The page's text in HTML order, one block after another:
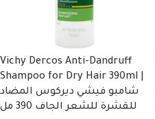
Vichy Dercos Anti-Dandruff
Shampoo for Dry Hair 390ml |
شامبو فيشي ديركوس المضاد
للقشرة للشعر الجاف 390 مل